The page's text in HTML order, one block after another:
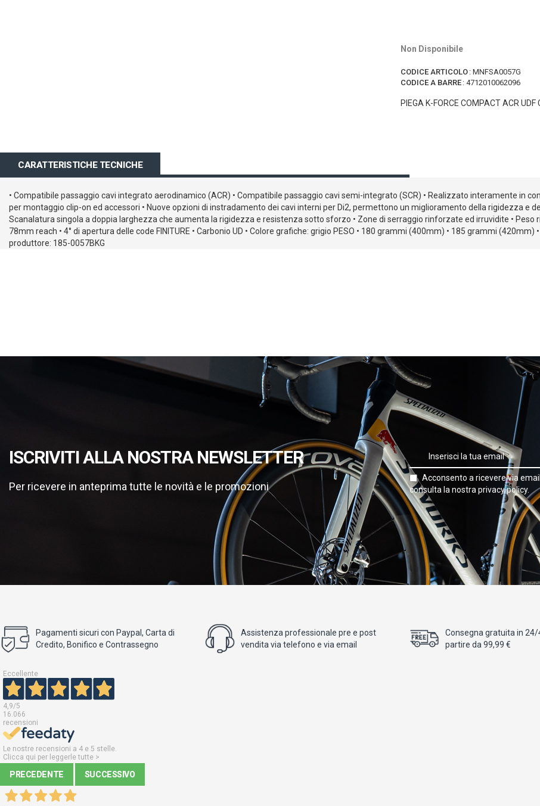
Non Disponibile
CODICE ARTICOLO : MNFSA0057G
CODICE A BARRE : 4712010062096
PIEGA K-FORCE COMPACT ACR
CARATTERISTICHE TECNICHE
• Compatibile passaggio cavi integrato aerodinamico (ACR) • Compatibile passaggio cavi semi-integrato (SCR) • Realizzato interamente in
per montaggio clip-on ed accessori • Nuove opzioni di instradamento dei cavi interni per Di2, permettono un miglioramento della rigidezza e
Scanalatura singola a doppia larghezza che aumenta la rigidezza e resistenza sotto sforzo • Zone di serraggio rinforzate ed irruvidite • Peso
78mm reach • 4° di apertura delle code FINITURE • Carbonio UD • Colore grafiche: grigio PESO • 180 grammi (400mm) • 185 grammi
produttore: 185-0057BKG
ISCRIVITI ALLA NOSTRA NEWSLETTER
Per ricevere in anteprima tutte le novità e le promozioni
Acconsento a ricevere via
consulta la nostra privacy policy.
Pagamenti sicuri con Paypal, Carta di
Credito, Bonifico e Contrassegno
Assistenza professionale pre e post
vendita via telefono e via email
Consegna gratuita in 24/
partire da 99,99 €
Eccellente
4,9/5
16.066
recensioni
Le nostre recensioni a 4 e 5 stelle.
Clicca qui per leggerle tutte >
PRECEDENTE SUCCESSIVO